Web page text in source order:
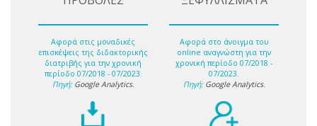
Αφορά στις μοναδικές
επισκέψεις της διδακτορικής
διατριβής για την χρονική
περίοδο 07/2018 - 07/2023.
Πηγή: Google Analytics.
Αφορά στο άνοιγμα του
online αναγνώστη για την
χρονική περίοδο 07/2018 -
07/2023.
Πηγή: Google Analytics.